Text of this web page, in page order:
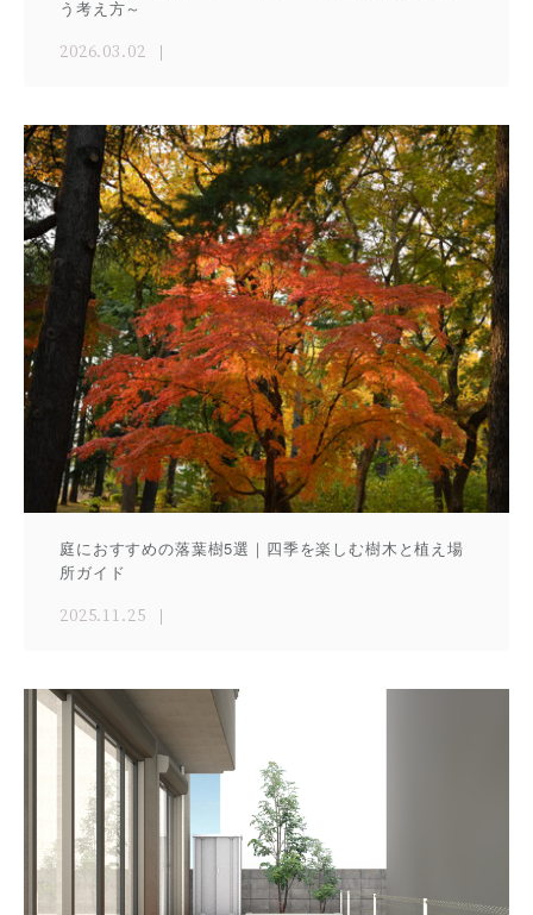
う考え方～
2026.03.02
庭におすすめの落葉樹5選｜四季を楽しむ樹木と植え場
所ガイド
2025.11.25